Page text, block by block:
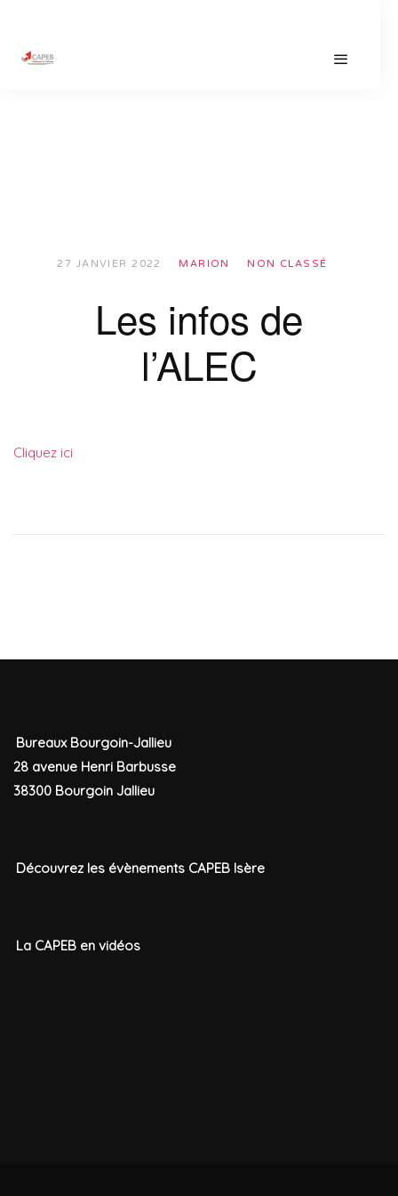
27 JANVIER 2022 MARION NON CLASSÉ
Les infos de
l’ALEC
Cliquez ici
Bureaux Bourgoin-Jallieu
28 avenue Henri Barbusse
38300 Bourgoin Jallieu
Découvrez les évènements CAPEB Isère
La CAPEB en vidéos